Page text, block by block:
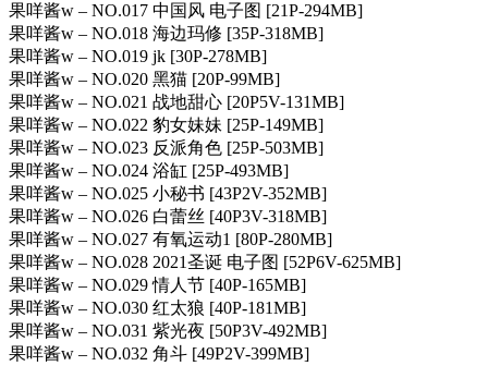
果咩酱w – NO.017 中国风 电子图 [21P-294MB]
果咩酱w – NO.018 海边玛修 [35P-318MB]
果咩酱w – NO.019 jk [30P-278MB]
果咩酱w – NO.020 黑猫 [20P-99MB]
果咩酱w – NO.021 战地甜心 [20P5V-131MB]
果咩酱w – NO.022 豹女妹妹 [25P-149MB]
果咩酱w – NO.023 反派角色 [25P-503MB]
果咩酱w – NO.024 浴缸 [25P-493MB]
果咩酱w – NO.025 小秘书 [43P2V-352MB]
果咩酱w – NO.026 白蕾丝 [40P3V-318MB]
果咩酱w – NO.027 有氧运动1 [80P-280MB]
果咩酱w – NO.028 2021圣诞 电子图 [52P6V-625MB]
果咩酱w – NO.029 情人节 [40P-165MB]
果咩酱w – NO.030 红太狼 [40P-181MB]
果咩酱w – NO.031 紫光夜 [50P3V-492MB]
果咩酱w – NO.032 角斗 [49P2V-399MB]